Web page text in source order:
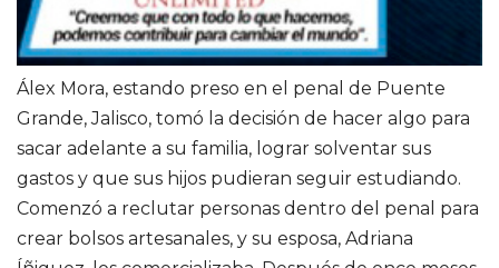
Álex Mora, estando preso en el penal de Puente
Grande, Jalisco, tomó la decisión de hacer algo para
sacar adelante a su familia, lograr solventar sus
gastos y que sus hijos pudieran seguir estudiando.
Comenzó a reclutar personas dentro del penal para
crear bolsos artesanales, y su esposa, Adriana